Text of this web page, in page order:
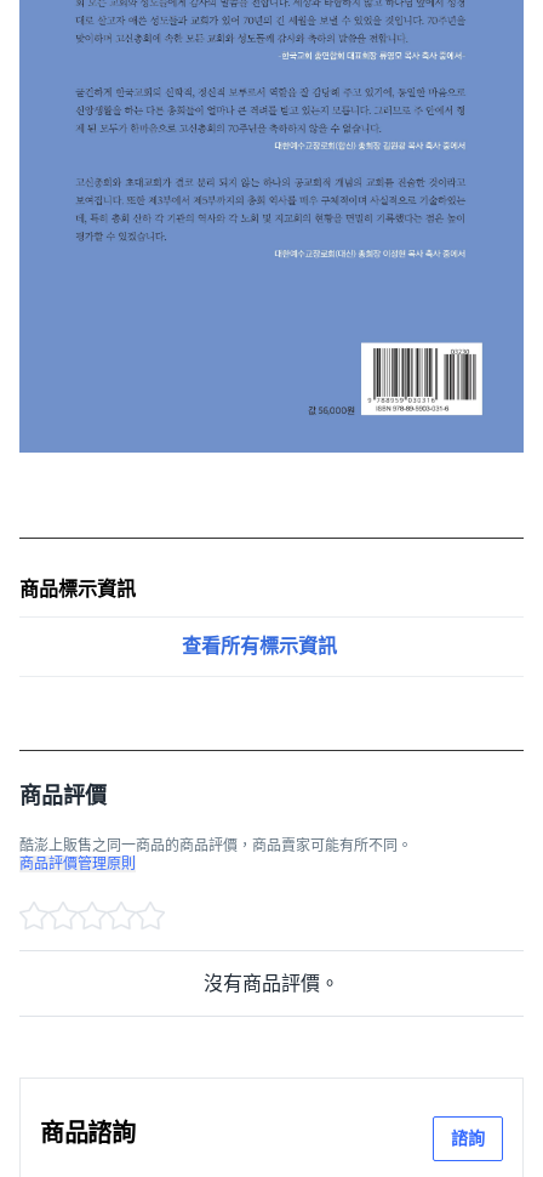
商品標示資訊
查看所有標示資訊
商品評價
酷澎上販售之同一商品的商品評價，商品賣家可能有所不同。
商品評價管理原則
沒有商品評價。
商品諮詢 諮詢